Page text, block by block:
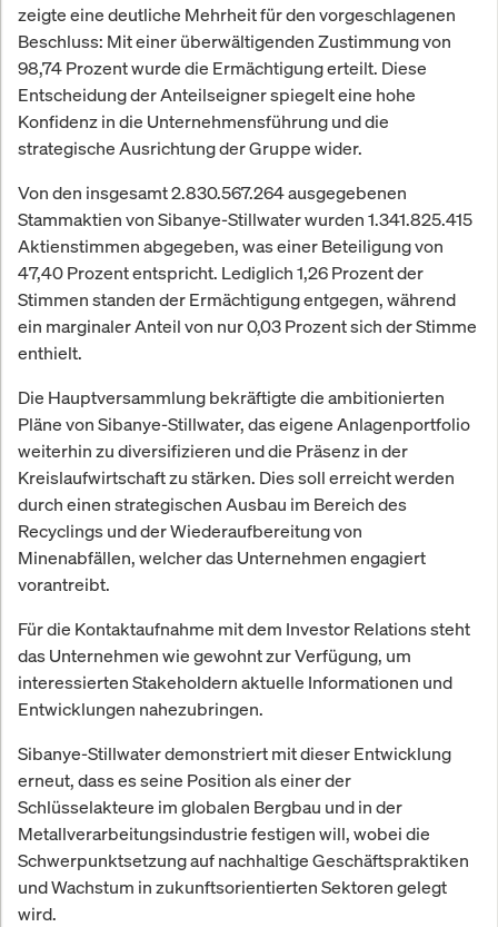
zeigte eine deutliche Mehrheit für den vorgeschlagenen
Beschluss: Mit einer überwältigenden Zustimmung von
98,74 Prozent wurde die Ermächtigung erteilt. Diese
Entscheidung der Anteilseigner spiegelt eine hohe
Konfidenz in die Unternehmensführung und die
strategische Ausrichtung der Gruppe wider.
Von den insgesamt 2.830.567.264 ausgegebenen
Stammaktien von Sibanye-Stillwater wurden 1.341.825.415
Aktienstimmen abgegeben, was einer Beteiligung von
47,40 Prozent entspricht. Lediglich 1,26 Prozent der
Stimmen standen der Ermächtigung entgegen, während
ein marginaler Anteil von nur 0,03 Prozent sich der Stimme
enthielt.
Die Hauptversammlung bekräftigte die ambitionierten
Pläne von Sibanye-Stillwater, das eigene Anlagenportfolio
weiterhin zu diversifizieren und die Präsenz in der
Kreislaufwirtschaft zu stärken. Dies soll erreicht werden
durch einen strategischen Ausbau im Bereich des
Recyclings und der Wiederaufbereitung von
Minenabfällen, welcher das Unternehmen engagiert
vorantreibt.
Für die Kontaktaufnahme mit dem Investor Relations steht
das Unternehmen wie gewohnt zur Verfügung, um
interessierten Stakeholdern aktuelle Informationen und
Entwicklungen nahezubringen.
Sibanye-Stillwater demonstriert mit dieser Entwicklung
erneut, dass es seine Position als einer der
Schlüsselakteure im globalen Bergbau und in der
Metallverarbeitungsindustrie festigen will, wobei die
Schwerpunktsetzung auf nachhaltige Geschäftspraktiken
und Wachstum in zukunftsorientierten Sektoren gelegt
wird.